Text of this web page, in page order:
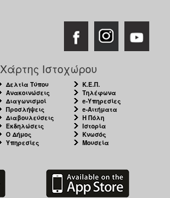
Χάρτης Ιστοχώρου
Δελτία Τύπου
Ανακοινώσεις
Διαγωνισμοί
Προσλήψεις
Διαβουλεύσεις
Εκδηλώσεις
Ο Δήμος
Υπηρεσίες
Κ.Ε.Π.
Τηλέφωνα
e-Υπηρεσίες
e-Αιτήματα
Η Πόλη
Ιστορία
Κνωσός
Μουσεία